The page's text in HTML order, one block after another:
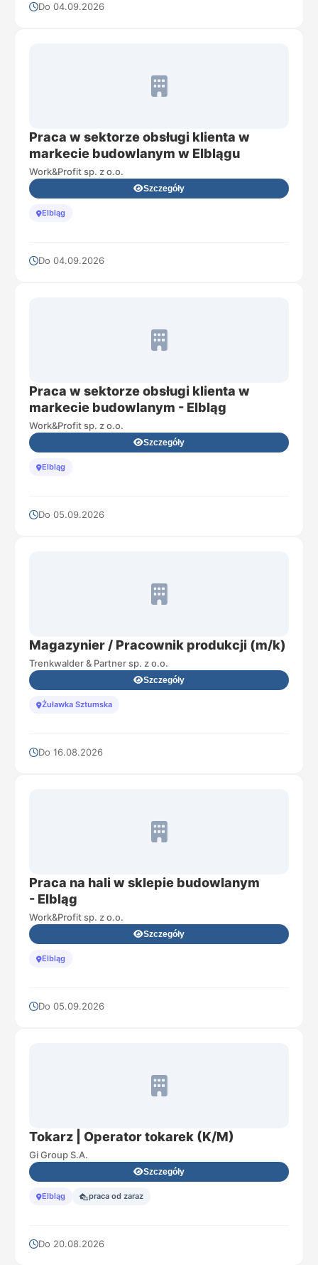
Do 04.09.2026
Praca w sektorze obsługi klienta w
markecie budowlanym w Elblągu
Work&Profit sp. z o.o.
Szczegóły
Elbląg
Do 04.09.2026
Praca w sektorze obsługi klienta w
markecie budowlanym - Elbląg​
Work&Profit sp. z o.o.
Szczegóły
Elbląg
Do 05.09.2026
Magazynier / Pracownik produkcji (m/k)
Trenkwalder & Partner sp. z o.o.
Szczegóły
Żuławka Sztumska
Do 16.08.2026
Praca na hali w sklepie budowlanym
- Elbląg​
Work&Profit sp. z o.o.
Szczegóły
Elbląg
Do 05.09.2026
Tokarz | Operator tokarek (K/M)
Gi Group S.A.
Szczegóły
Elbląg praca od zaraz
Do 20.08.2026